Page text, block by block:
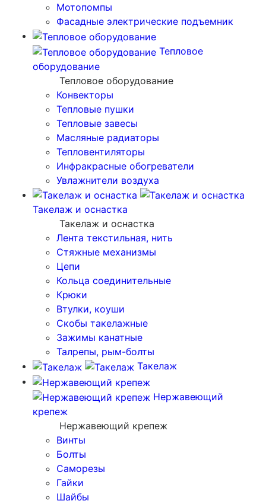
Мотопомпы
Фасадные электрические подъемник
Тепловое
оборудование
Тепловое оборудование
Конвекторы
Тепловые пушки
Тепловые завесы
Масляные радиаторы
Тепловентиляторы
Инфракрасные обогреватели
Увлажнители воздуха
Такелаж и оснастка
Такелаж и оснастка
Лента текстильная, нить
Стяжные механизмы
Цепи
Кольца соединительные
Крюки
Втулки, коуши
Скобы такелажные
Зажимы канатные
Талрепы, рым-болты
Такелаж
Нержавеющий
крепеж
Нержавеющий крепеж
Винты
Болты
Саморезы
Гайки
Шайбы